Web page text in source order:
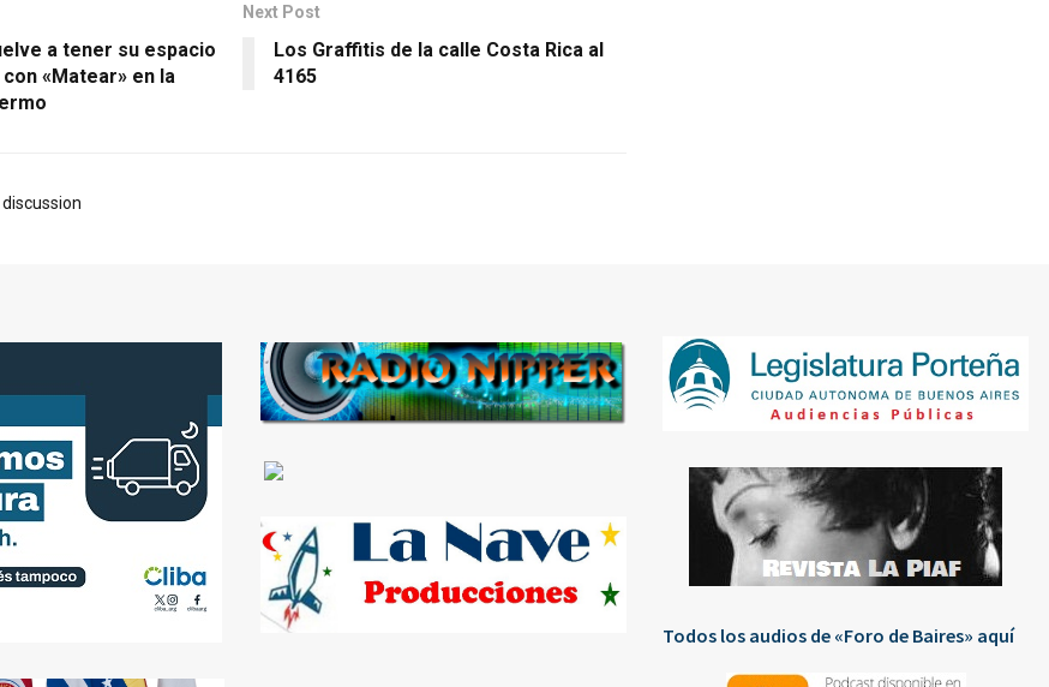
a tener su espacio
con «Matear» en la
Next Post
Los Graffitis de la calle Costa Rica al
4165
Todos los audios de «Foro de Baires» aquí